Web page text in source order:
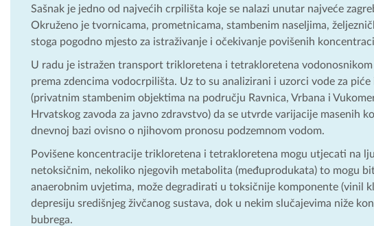
Sašnak je jedno od najvećih crpilišta koje se nalazi unutar najveće
Okruženo je tvornicama, prometnicama, stambenim naseljima,
stoga pogodno mjesto za istraživanje i očekivanje povišenih
U radu je istražen transport trikloretena i tetrakloretena
prema zdencima vodocrpilišta. Uz to su analizirani i uzorci vode za
(privatnim stambenim objektima na području Ravnica, Vrbana i
Hrvatskog zavoda za javno zdravstvo) da se utvrde varijacije masenih
dnevnoj bazi ovisno o njihovom pronosu podzemnom vodom.
Povišene koncentracije trikloretena i tetrakloretena mogu utjecati na
netoksičnim, nekoliko njegovih metabolita (međuprodukata) to mogu
anaerobnim uvjetima, može degradirati u toksičnije komponente (vinil
depresiju središnjeg živčanog sustava, dok u nekim slučajevima niže
bubrega.